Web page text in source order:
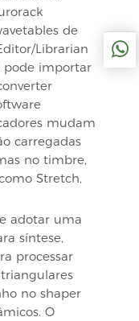
de
Librarian
pode importar
mudam
carregadas
no timbre,
Stretch,
adotar uma
síntese,
processar
no shaper
O